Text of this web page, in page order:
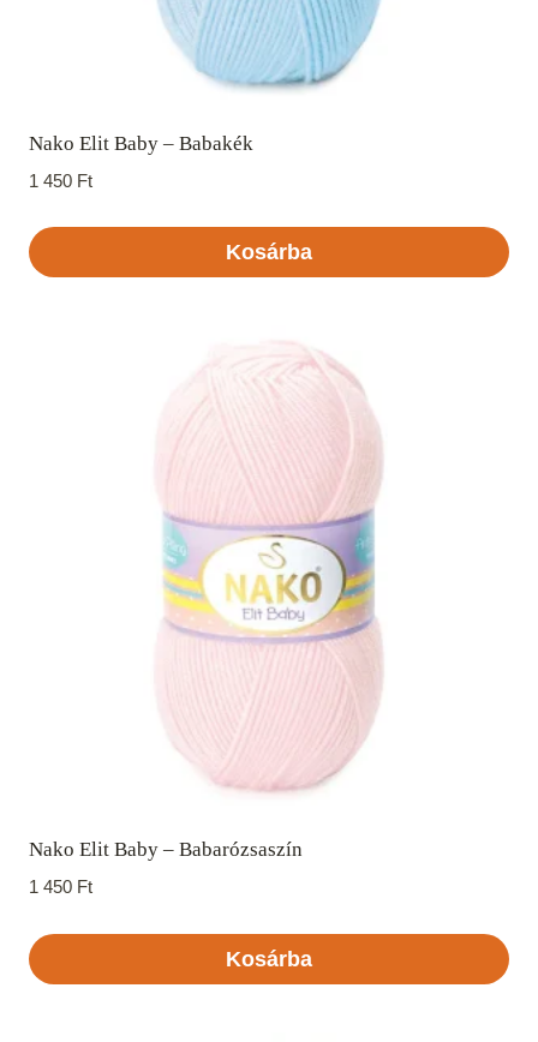
Nako Elit Baby – Babakék
1 450 Ft
Kosárba
Nako Elit Baby – Babarózsaszín
1 450 Ft
Kosárba